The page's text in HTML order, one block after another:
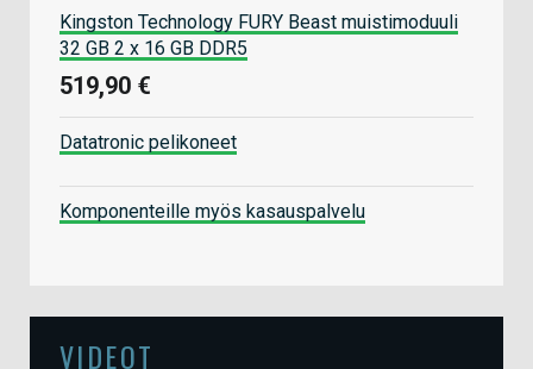
Kingston Technology FURY Beast muistimoduuli
32 GB 2 x 16 GB DDR5
519,90 €
Datatronic pelikoneet
Komponenteille myös kasauspalvelu
VIDEOT